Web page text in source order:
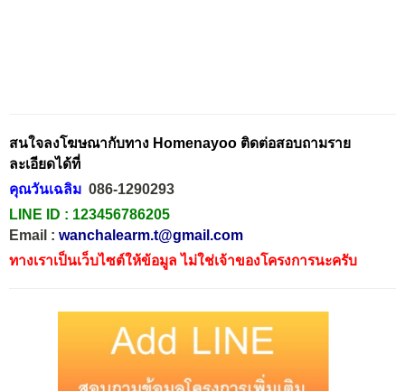
สนใจลงโฆษณากับทาง Homenayoo ติดต่อสอบถามราย
ละเอียดได้ที่
คุณวันเฉลิม 086-1290293
LINE ID : 123456786205
Email : wanchalearm.t@gmail.com
ทางเราเป็นเว็บไซต์ให้ข้อมูล ไม่ใช่เจ้าของโครงการนะครับ